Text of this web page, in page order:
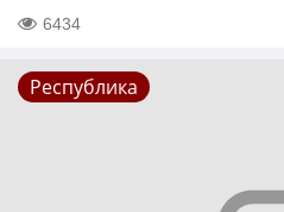
6434
Республика